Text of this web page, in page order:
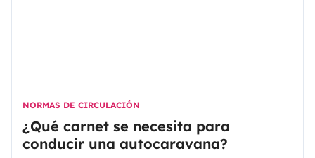
NORMAS DE CIRCULACIÓN
¿Qué carnet se necesita para
conducir una autocaravana?